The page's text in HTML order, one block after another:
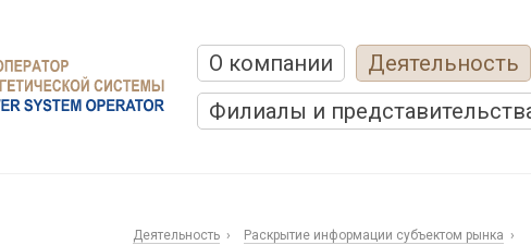
О компании
Деятельность
Филиалы и
Деятельность Раскрытие информации субъектом рынка